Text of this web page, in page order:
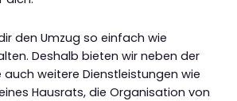
den Umzug so einfach wie
Deshalb bieten wir neben der
weitere Dienstleistungen wie
Hausrats, die Organisation von